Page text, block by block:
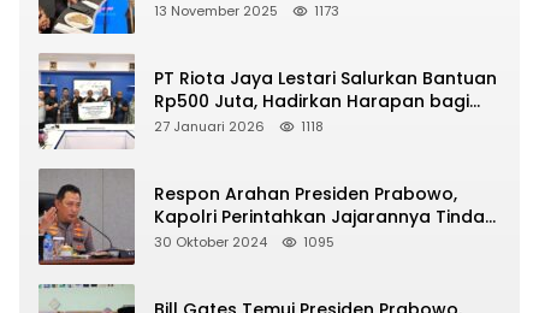
Indonesia
13 November 2025 1173
PT Riota Jaya Lestari Salurkan Bantuan
Rp500 Juta, Hadirkan Harapan bagi
Korban Bencana di Sumatera
27 Januari 2026 1118
Respon Arahan Presiden Prabowo,
Kapolri Perintahkan Jajarannya Tindak
Tegas Pelaku Judi Online
30 Oktober 2024 1095